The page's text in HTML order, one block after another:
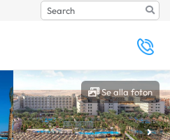
Search
Se alla foton